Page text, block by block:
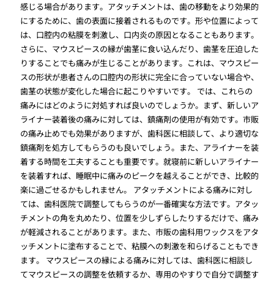
感じる場合があります。アタッチメントは、歯の移動をより効果的
にするために、歯の表面に接着されるものです。形や位置によって
は、口腔内の粘膜を刺激し、口内炎の原因となることもあります。
さらに、マウスピースの縁が歯茎に食い込んだり、歯茎を圧迫した
りすることでも痛みが生じることがあります。これは、マウスピー
スの形状が患者さんの口腔内の形状に完全に合っていない場合や、
歯茎の状態が変化した場合に起こりやすいです。 では、これらの
痛みにはどのように対処すれば良いのでしょうか。まず、新しいア
ライナー装着後の痛みに対しては、鎮痛剤の使用が有効です。市販
の痛み止めでも効果がありますが、歯科医に相談して、より適切な
鎮痛剤を処方してもらうのも良いでしょう。また、アライナーを装
着する時間を工夫することも重要です。就寝前に新しいアライナー
を装着すれば、睡眠中に痛みのピークを越えることができ、比較的
楽に過ごせるかもしれません。 アタッチメントによる痛みに対し
ては、歯科医院で調整してもらうのが一番確実な方法です。アタッ
チメントの角を丸めたり、位置を少しずらしたりするだけで、痛み
が軽減されることがあります。また、市販の歯科用ワックスをアタ
ッチメントに塗布することで、粘膜への刺激を和らげることもでき
ます。 マウスピースの縁による痛みに対しては、歯科医に相談し
てマウスピースの調整を依頼するか、専用のやすりで自分で調整す